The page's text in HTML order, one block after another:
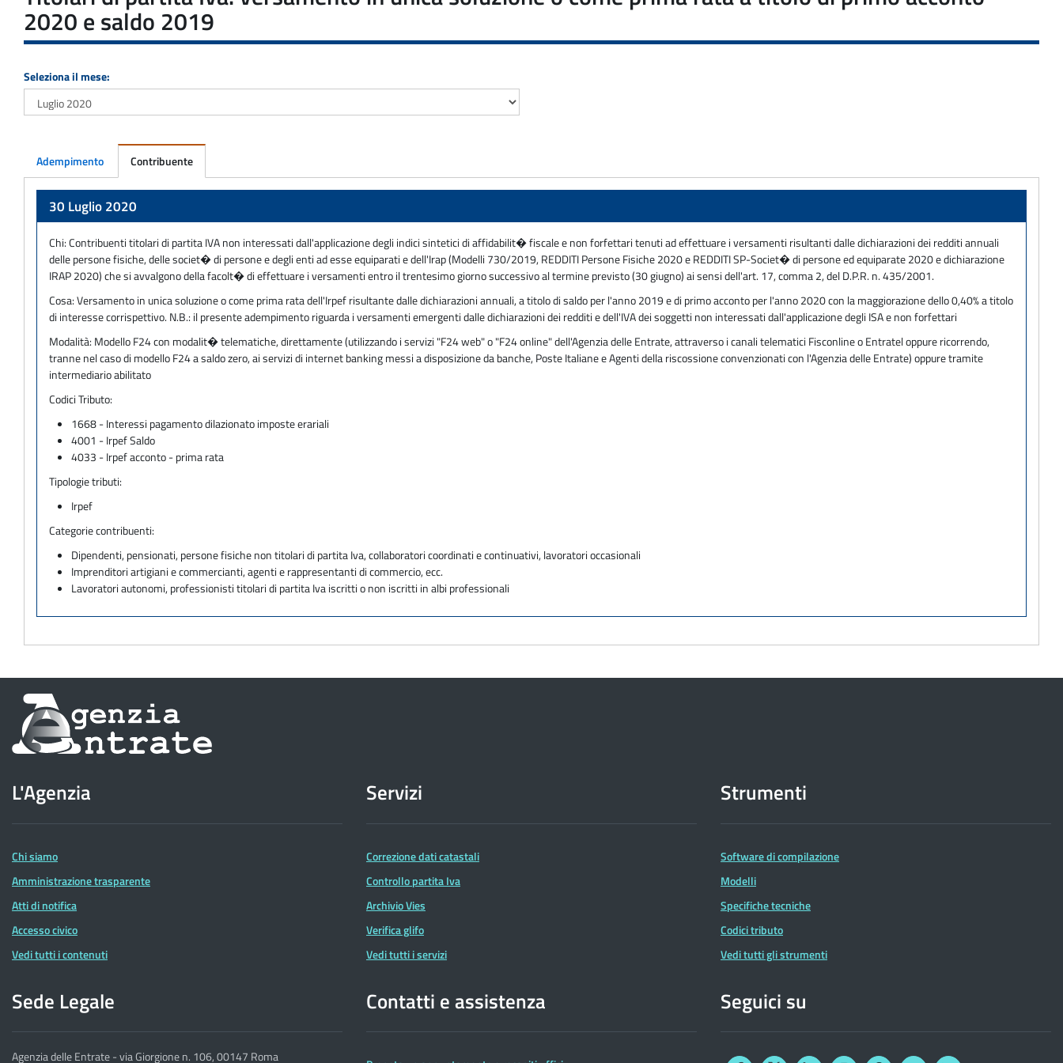
2020 e saldo 2019
Seleziona il mese:
Adempimento Contribuente
30 Luglio 2020
Chi:Contribuenti titolari di partita IVA non interessati dall'applicazione degli indici sintetici di affidabilit� fiscale e non forfettari tenuti ad effettuare i versamenti risultanti dalle dichiarazioni dei redditi annuali
delle persone fisiche, delle societ� di persone e degli enti ad esse equiparati e dell'Irap (Modelli 730/2019, REDDITI Persone Fisiche 2020 e REDDITI SP-Societ� di persone ed equiparate 2020 e dichiarazione
IRAP 2020) che si avvalgono della facolt� di effettuare i versamenti entro il trentesimo giorno successivo al termine previsto (30 giugno) ai sensi dell'art. 17, comma 2, del D.P.R. n. 435/2001.
Cosa:Versamento in unica soluzione o come prima rata dell'Irpef risultante dalle dichiarazioni annuali, a titolo di saldo per l'anno 2019 e di primo acconto per l'anno 2020 con la maggiorazione dello 0,40% a titolo
di interesse corrispettivo. N.B.: il presente adempimento riguarda i versamenti emergenti dalle dichiarazioni dei redditi e dell'IVA dei soggetti non interessati dall'applicazione degli ISA e non forfettari
Modalità: Modello F24 con modalit� telematiche, direttamente (utilizzando i servizi "F24 web" o "F24 online" dell'Agenzia delle Entrate, attraverso i canali telematici Fisconline o Entratel oppure ricorrendo,
tranne nel caso di modello F24 a saldo zero, ai servizi di internet banking messi a disposizione da banche, Poste Italiane e Agenti della riscossione convenzionati con l'Agenzia delle Entrate) oppure tramite
intermediario abilitato
Codici Tributo:
1668 - Interessi pagamento dilazionato imposte erariali
4001 - Irpef Saldo
4033 - Irpef acconto - prima rata
Tipologie tributi:
Irpef
Categorie contribuenti:
Dipendenti, pensionati, persone fisiche non titolari di partita Iva, collaboratori coordinati e continuativi, lavoratori occasionali
Imprenditori artigiani e commercianti, agenti e rappresentanti di commercio, ecc.
Lavoratori autonomi, professionisti titolari di partita Iva iscritti o non iscritti in albi professionali
Informazioni
sul
dell'Agenzia
delle
Entrate
L'Agenzia
Chi siamo
Amministrazione trasparente
Atti di notifica
Accesso civico
Vedi tutti i contenuti
Servizi
Correzione dati catastali
Controllo partita Iva
Archivio Vies
Verifica glifo
Vedi tutti i servizi
Strumenti
Software di compilazione
Modelli
Specifiche tecniche
Codici tributo
Vedi tutti gli strumenti
Sede Legale
Agenzia delle Entrate - via Giorgione n. 106, 00147 Roma
Contatti e assistenza Seguici su